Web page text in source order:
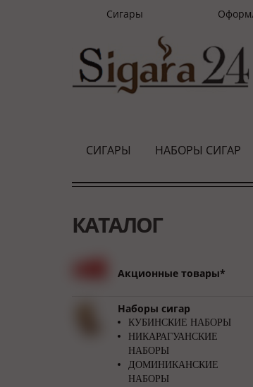
Сигары
СИГАРЫ НАБОРЫ СИГАР
КАТАЛОГ
Акционные товары*
Наборы сигар
КУБИНСКИЕ НАБОРЫ
НИКАРАГУАНСКИЕ
НАБОРЫ
ДОМИНИКАНСКИЕ
НАБОРЫ